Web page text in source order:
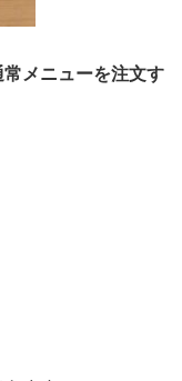
常メニューを注文す